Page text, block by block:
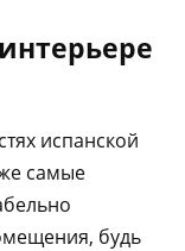
испанской
самые
будь